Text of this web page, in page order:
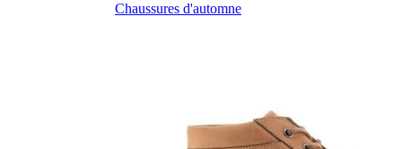
Chaussures d'automne